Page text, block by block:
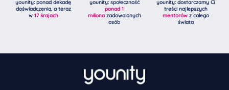
younity: ponad dekadę
doświadczenia, a teraz
w 17 krajach
younity: społeczność
ponad 1
milionazadowolonych
osób
younity: dostarczamy Ci
treści najlepszych
mentorów z całego
świata